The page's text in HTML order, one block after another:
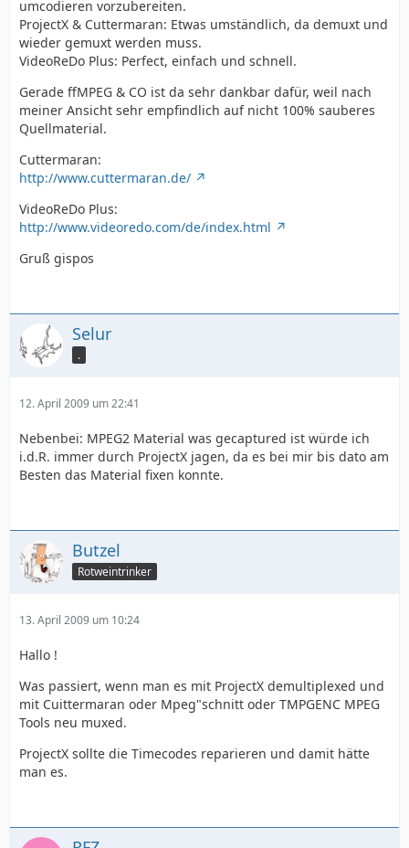
umcodieren vorzubereiten.
ProjectX & Cuttermaran: Etwas umständlich, da demuxt und
wieder gemuxt werden muss.
VideoReDo Plus: Perfect, einfach und schnell.
Gerade ffMPEG & CO ist da sehr dankbar dafür, weil nach
meiner Ansicht sehr empfindlich auf nicht 100% sauberes
Quellmaterial.
Cuttermaran:
http://www.cuttermaran.de/
VideoReDo Plus:
http://www.videoredo.com/de/index.html
Gruß gispos
Selur
.
12. April 2009 um 22:41
Nebenbei: MPEG2 Material was gecaptured ist würde ich
i.d.R. immer durch ProjectX jagen, da es bei mir bis dato am
Besten das Material fixen konnte.
Butzel
Rotweintrinker
13. April 2009 um 10:24
Hallo !
Was passiert, wenn man es mit ProjectX demultiplexed und
mit Cuittermaran oder Mpeg"schnitt oder TMPGENC MPEG
Tools neu muxed.
ProjectX sollte die Timecodes reparieren und damit hätte
man es.